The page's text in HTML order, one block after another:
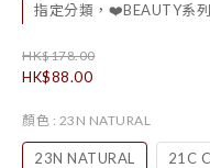
指定分類，❤️BEAUTY系
HK$178.00
HK$88.00
顏色 : 23N NATURAL
23N NATURAL 21C